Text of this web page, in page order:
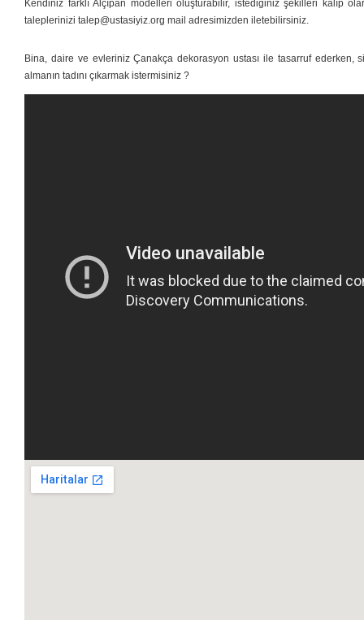
Kendiniz farklı Alçıpan modelleri oluşturabilir, istediğiniz şekilleri kalıp
taleplerinizi talep@ustasiyiz.org mail adresimizden iletebilirsiniz.
Bina, daire ve evleriniz Çanakça dekorasyon ustası ile tasarruf ederken,
almanın tadını çıkarmak istermisiniz ?